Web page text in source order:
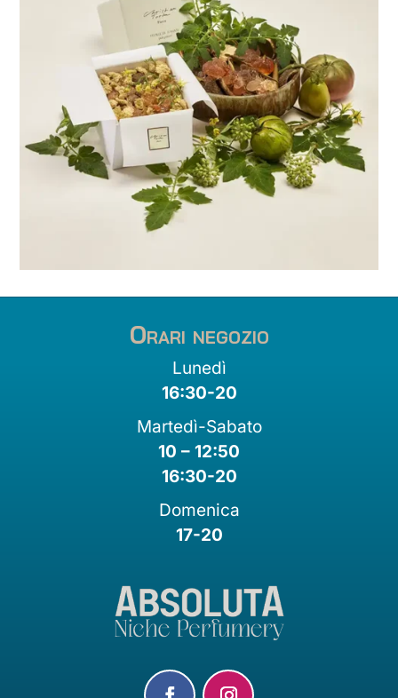
Orari negozio
Lunedì
16:30-20
Martedì-Sabato
10 – 12:50
16:30-20
Domenica
17-20